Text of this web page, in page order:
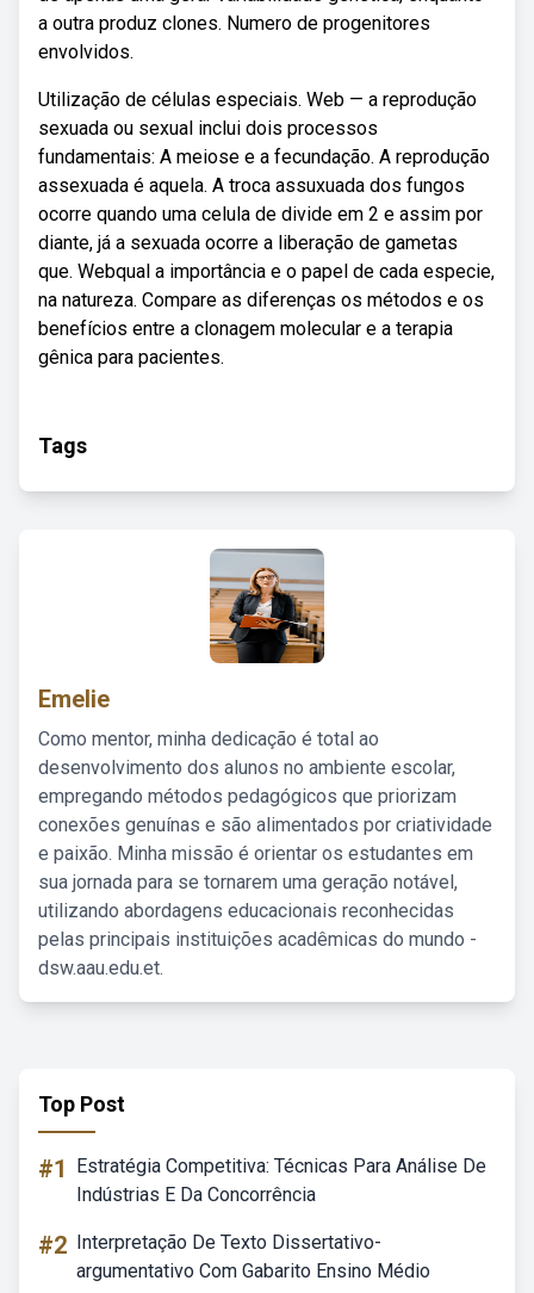
a outra produz clones. Numero de progenitores
envolvidos.
Utilização de células especiais. Web — a reprodução
sexuada ou sexual inclui dois processos
fundamentais: A meiose e a fecundação. A reprodução
assexuada é aquela. A troca assuxuada dos fungos
ocorre quando uma celula de divide em 2 e assim por
diante, já a sexuada ocorre a liberação de gametas
que. Webqual a importância e o papel de cada especie,
na natureza. Compare as diferenças os métodos e os
benefícios entre a clonagem molecular e a terapia
gênica para pacientes.
Tags
Emelie
Como mentor, minha dedicação é total ao
desenvolvimento dos alunos no ambiente escolar,
empregando métodos pedagógicos que priorizam
conexões genuínas e são alimentados por criatividade
e paixão. Minha missão é orientar os estudantes em
sua jornada para se tornarem uma geração notável,
utilizando abordagens educacionais reconhecidas
pelas principais instituições acadêmicas do mundo -
dsw.aau.edu.et.
Top Post
#1
Estratégia Competitiva: Técnicas Para Análise De
Indústrias E Da Concorrência
#2 Interpretação De Texto Dissertativo-
argumentativo Com Gabarito Ensino Médio